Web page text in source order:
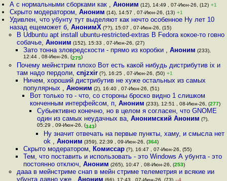
А с нормальными сборками как ,Аноним (12), 14:49 , 07-Июн-26, (12) +1
Скрыто модератором,Аноним (14), 14:57 , 07-Июн-26, (13) +1
Удивлен, что убунту тут выделяют как нечто особенное Ну лет 10
назад ещеможет б,АнонимХ (??), 15:07 , 07-Июн-26, (15)
В Udbuntu apt install ubuntu-restricted-extras В Fedora кокое-то говно
собачье, Аноним (152), 15:33 , 07-Июн-26, (27)
Зато тонна зловредскости - прямо из коробки , Аноним (233),
12:44 , 08-Июн-26, (275)
Почему мейнстрим плохо Вот есть какой нибудь дистрибутив ix и
там надо пердоли, cnjzxir(?), 16:25 , 07-Июн-26, (50) +1
Ничем, хороший дистрибутив не хуже остальных из самых
популярных , Аноним (2), 16:40 , 07-Июн-26, (51)
Вот только то - что, со стороны броско видно 1 слишком
конченным интерфейсом, п,Аноним (233), 12:51 , 08-Июн-26, (277)
Субьективно конечно, но в целом я согласен, что GNOME
один из самых неудачных ва, Анонимский Аноним (?),
05:29 , 09-Июн-26, (343)
Ну значит отвечать на первые пункты, хаму, и смысла нет
ok , Аноним (359), 22:39 , 09-Июн-26, (364)
Скрыто модератором, Комиссар(?), 16:47 , 07-Июн-26, (55)
Тем, что поставить и использовать - это Windows А убунта - это
постоянно отключ, Аноним (265), 10:47 , 08-Июн-26, (253)
дааа в мейнстриме снап в мейн стриме телеметрия и всякие ии
убунта давно уже , Аноним (66), 17:43 , 07-Июн-26, (73) –4